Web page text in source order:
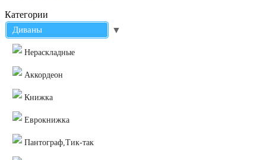
Категории
Диваны ▼
Нераскладные
Аккордеон
Книжка
Еврокнижка
Пантограф,Тик-так